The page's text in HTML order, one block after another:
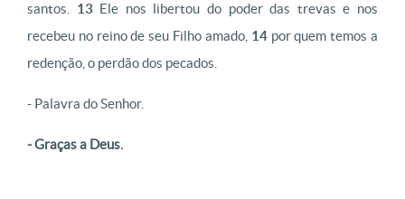
santos. 13 Ele nos libertou do poder das trevas e nos
recebeu no reino de seu Filho amado, 14por quem temos a
redenção, o perdão dos pecados.
- Palavra do Senhor.
- Graças a Deus.